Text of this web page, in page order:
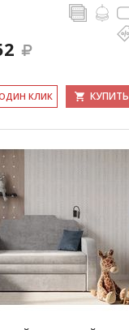
КЛИК КУПИТЬ